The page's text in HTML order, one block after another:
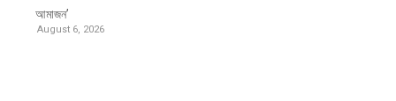
আমাজন’
August 6, 2026